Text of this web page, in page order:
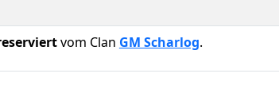
vom Clan GM Scharlog.